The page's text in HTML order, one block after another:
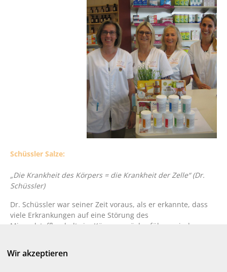
Schüssler Salze:
„Die Krankheit des Körpers = die Krankheit der Zelle“ (Dr.
Schüssler)
Dr. Schüssler war seiner Zeit voraus, als er erkannte, dass
viele Erkrankungen auf eine Störung des
Mineralstoffhauhalts im Körper zurückzuführen sind.
bewirken als grobstoffliche. Einerseits führen sie dem
Wir akzeptieren